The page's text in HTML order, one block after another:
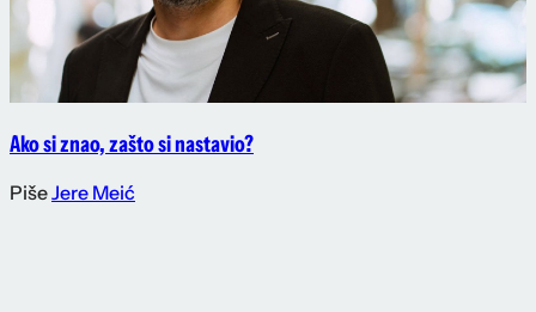
Ako si znao, zašto si nastavio?
PišeJere Meić